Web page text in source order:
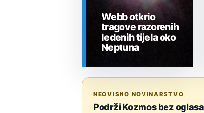
Webb otkrio
tragove razorenih
ledenih tijela oko
Neptuna
NEOVISNO NOVINARSTVO
Podrži Kozmos bez oglasa